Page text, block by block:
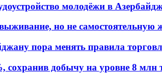
молодёжи в
но не самостоятельную
пора менять правила
сохранив добычу на уровне 8 млн